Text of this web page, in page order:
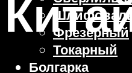
Фрезерный
Токарный
Болгарка